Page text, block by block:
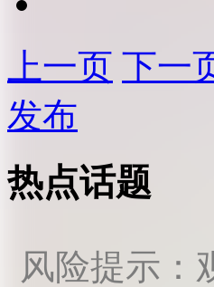
上一页 下一
发布
热点话题
风险提示：